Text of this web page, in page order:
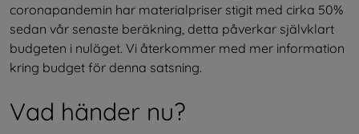
coronapandemin har materialpriser stigit med cirka 50%
sedan vår senaste beräkning, detta påverkar självklart
budgeten i nuläget. Vi återkommer med mer information
kring budget för denna satsning.
Vad händer nu?